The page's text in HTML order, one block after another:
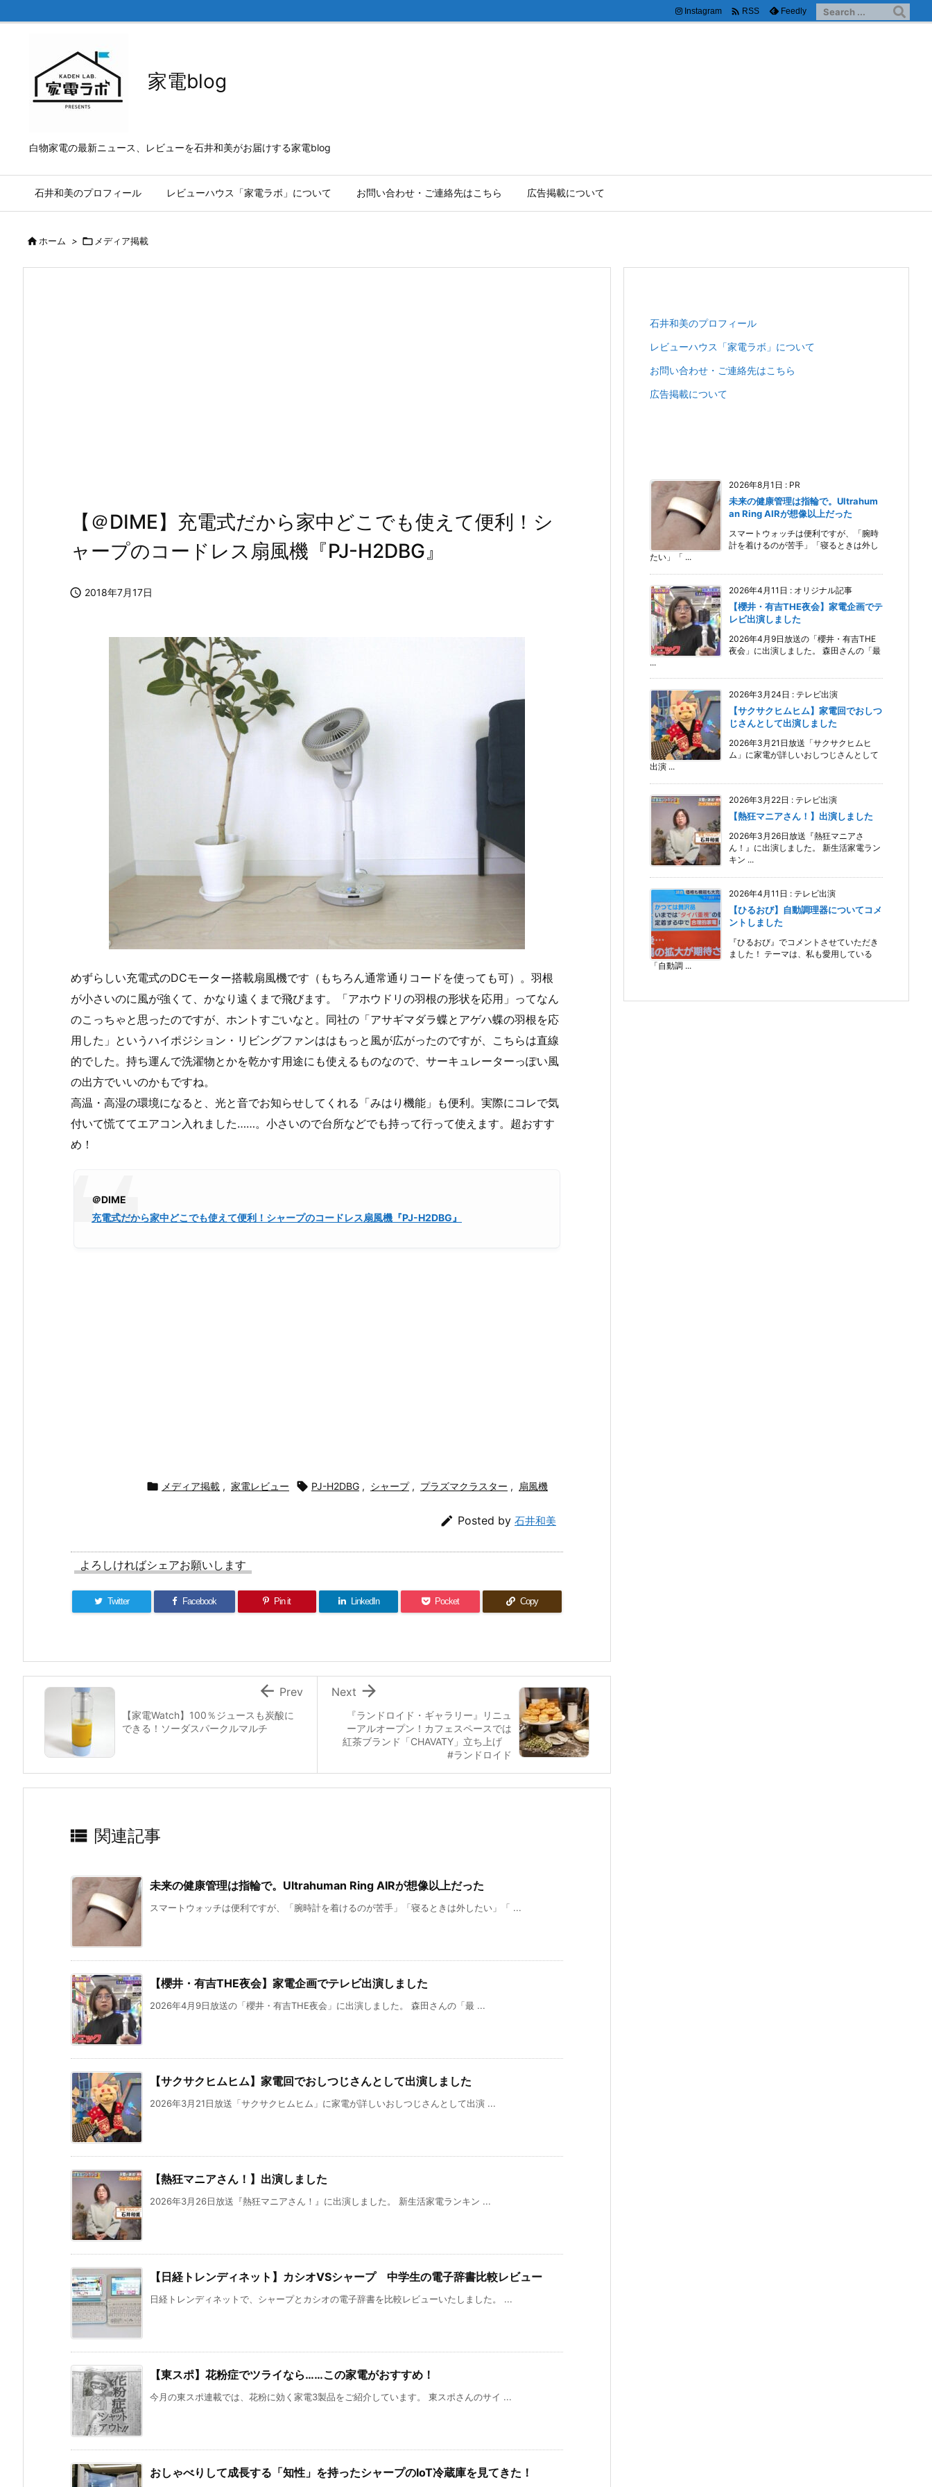
家電blog
白物家電の最新ニュース、レビューを石井和美がお届けする家電blog
石井和美のプロフィール レビューハウス「家電ラボ」について お問い合わせ・ご連絡先はこちら 広告掲載について
Instagram  RSS Feedly
ホーム >  メディア掲載
【＠DIME】充電式だから家中どこでも使えて便利！シ
ャープのコードレス扇風機『PJ-H2DBG』
 2018年7月17日
めずらしい充電式のDCモーター搭載扇風機です（もちろん通常通りコードを使っても可）。羽根
が小さいのに風が強くて、かなり遠くまで飛びます。「アホウドリの羽根の形状を応用」ってなん
のこっちゃと思ったのですが、ホントすごいなと。同社の「アサギマダラ蝶とアゲハ蝶の羽根を応
用した」というハイポジション・リビングファンははもっと風が広がったのですが、こちらは直線
的でした。持ち運んで洗濯物とかを乾かす用途にも使えるものなので、サーキュレーターっぽい風
の出方でいいのかもですね。
高温・高湿の環境になると、光と音でお知らせしてくれる「みはり機能」も便利。実際にコレで気
付いて慌ててエアコン入れました……。小さいので台所などでも持って行って使えます。超おすす
め！
＠DIME
充電式だから家中どこでも使えて便利！シャープのコードレス扇風機『PJ-H2DBG』
 メディア掲載 , 家電レビュー  PJ-H2DBG , シャープ , プラズマクラスター , 扇風機
 Posted by 石井和美
よろしければシェアお願いします
Twitter Facebook Pin it LinkedIn Pocket Copy
『ランドロイド・ギャラリー』リニュ
ーアルオープン！カフェスペースでは
紅茶ブランド「CHAVATY」立ち上げ
#ランドロイド

Next
【家電Watch】100％ジュースも炭酸に
できる！ソーダスパークルマルチ
 Prev
 関連記事
未来の健康管理は指輪で。Ultrahuman Ring AIRが想像以上だった
スマートウォッチは便利ですが、「腕時計を着けるのが苦手」「寝るときは外したい」「 ...
【櫻井・有吉THE夜会】家電企画でテレビ出演しました
2026年4月9日放送の「櫻井・有吉THE夜会」に出演しました。 森田さんの「最 ...
【サクサクヒムヒム】家電回でおしつじさんとして出演しました
2026年3月21日放送「サクサクヒムヒム」に家電が詳しいおしつじさんとして出演 ...
【熱狂マニアさん！】出演しました
2026年3月26日放送『熱狂マニアさん！』に出演しました。 新生活家電ランキン ...
【日経トレンディネット】カシオVSシャープ 中学生の電子辞書比較レビュー
日経トレンディネットで、シャープとカシオの電子辞書を比較レビューいたしました。 ...
【東スポ】花粉症でツライなら……この家電がおすすめ！
今月の東スポ連載では、花粉に効く家電3製品をご紹介しています。 東スポさんのサイ ...
おしゃべりして成長する「知性」を持ったシャープのIoT冷蔵庫を見てきた！
石井和美のプロフィール
レビューハウス「家電ラボ」について
お問い合わせ・ご連絡先はこちら
広告掲載について
2026年8月1日 : PR
未来の健康管理は指輪で。Ultrahum
an Ring AIRが想像以上だった
スマートウォッチは便利ですが、「腕時
計を着けるのが苦手」「寝るときは外し
たい」「 ...
2026年4月11日 : オリジナル記事
【櫻井・有吉THE夜会】家電企画でテ
レビ出演しました
2026年4月9日放送の「櫻井・有吉THE
夜会」に出演しました。 森田さんの「最
...
2026年3月24日 : テレビ出演
【サクサクヒムヒム】家電回でおしつ
じさんとして出演しました
2026年3月21日放送「サクサクヒムヒ
ム」に家電が詳しいおしつじさんとして
出演 ...
2026年3月22日 : テレビ出演
【熱狂マニアさん！】出演しました
2026年3月26日放送『熱狂マニアさ
ん！』に出演しました。 新生活家電ラン
キン ...
2026年4月11日 : テレビ出演
【ひるおび】自動調理器についてコメ
ントしました
『ひるおび』でコメントさせていただき
ました！ テーマは、私も愛用している
「自動調 ...